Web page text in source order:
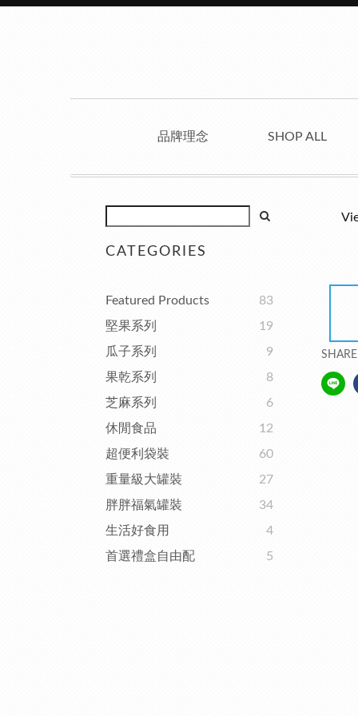
品牌理念 SHOP ALL
CATEGORIES
Featured Products
83
堅果系列
19
瓜子系列
9
果乾系列
8
芝麻系列
6
休閒食品
12
超便利袋裝
60
重量級大罐裝
27
胖胖福氣罐裝
34
生活好食用
4
首選禮盒自由配
5
SHARE